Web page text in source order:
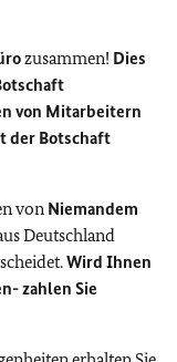
zusammen! Dies
von Mitarbeitern
der Botschaft
von Niemandem
Deutschland
Wird Ihnen
zahlen Sie